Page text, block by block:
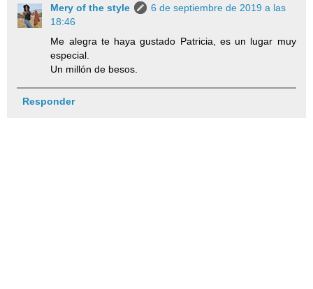
Mery of the style
6 de septiembre de 2019 a las
18:46
Me alegra te haya gustado Patricia, es un lugar muy
especial.
Un millón de besos.
Responder